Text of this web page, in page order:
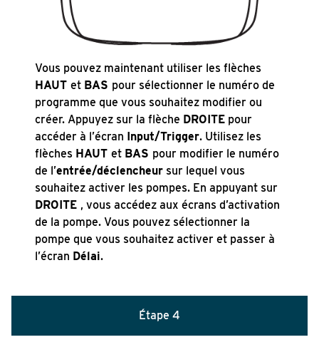
Vous pouvez maintenant utiliser les flèches
HAUTet BAS pour sélectionner le numéro de
programme que vous souhaitez modifier ou
créer. Appuyez sur la flèche DROITE pour
accéder à l’écran Input/Trigger. Utilisez les
flèches HAUTet BAS pour modifier le numéro
de l’entrée/déclencheur sur lequel vous
souhaitez activer les pompes. En appuyant sur
DROITE , vous accédez aux écrans d’activation
de la pompe. Vous pouvez sélectionner la
pompe que vous souhaitez activer et passer à
l’écran Délai.
Étape 4